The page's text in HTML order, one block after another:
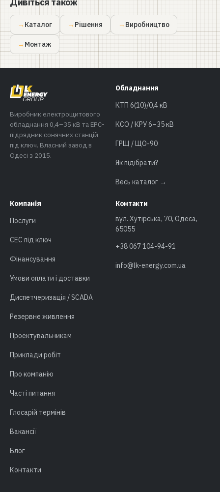
Каталог Рішення Виробництво
Монтаж
Виробник електрощитового
обладнання 0,4–35 кВ та EPC-
підрядник сонячних станцій
під ключ. Власний завод в
Одесі з 2015.
Обладнання
КТП 6(10)/0,4 кВ
КСО / КРУ 6–35 кВ
ГРЩ / ЩО-90
Як підібрати?
Весь каталог →
Компанія
Послуги
СЕС під ключ
Фінансування
Умови оплати і доставки
Диспетчеризація / SCADA
Резервне живлення
Проектувальникам
Приклади робіт
Про компанію
Часті питання
Глосарій термінів
Вакансії
Блог
Контакти
Контакти
вул. Хутірська, 70, Одеса,
65055
+38 067 104-94-91
info@lk-energy.com.ua